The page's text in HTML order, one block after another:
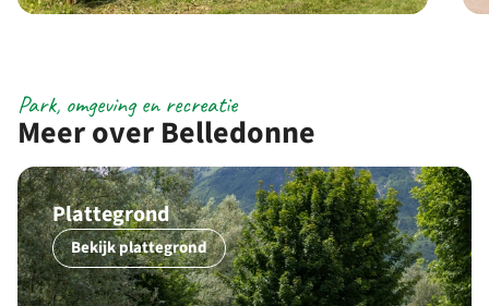
Meer over Belledonne
Park, omgeving en recreatie
Plattegrond
Bekijk plattegrond